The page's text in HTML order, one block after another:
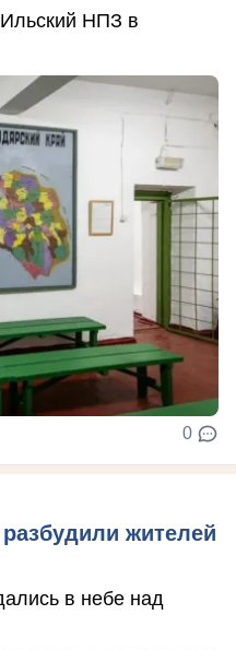
Ильский НПЗ в
0
жителей
в небе над